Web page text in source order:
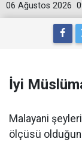
06 Ağustos 2026
İyi
Malayani
ölçüsü